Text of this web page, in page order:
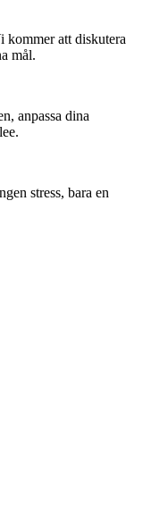
kommer att diskutera
mål.
anpassa dina
stress, bara en